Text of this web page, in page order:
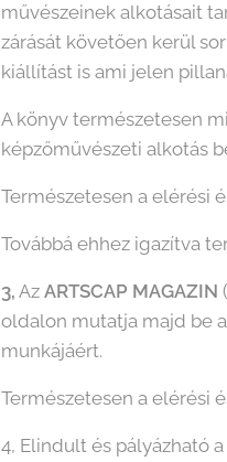
művészeinek alkotásait
zárását követően kerül
kiállítást is ami jelen
A könyv természetesen
képzőművészeti alkotás
Természetesen a elérési
Továbbá ehhez igazítva
3, Az ARTSCAP MAGAZIN
oldalon mutatja majd be
munkájáért.
Természetesen a elérési
4, Elindult és pályázható